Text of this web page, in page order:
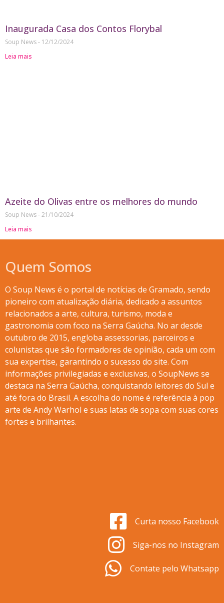
Inaugurada Casa dos Contos Florybal
Soup News
12/12/2024
Leia mais
Azeite do Olivas entre os melhores do mundo
Soup News 21/10/2024
Leia mais
Quem Somos
O Soup News é o portal de notícias de Gramado, sendo
pioneiro com atualização diária, dedicado a assuntos
relacionados a arte, cultura, turismo, moda e
gastronomia com foco na Serra Gaúcha. No ar desde
outubro de 2015, engloba assessorias, parceiros e
colunistas que são formadores de opinião, cada um com
sua expertise, garantindo o sucesso do site. Com
informações privilegiadas e exclusivas, o SoupNews se
destaca na Serra Gaúcha, conquistando leitores do Sul e
até fora do Brasil. A escolha do nome é referência à pop
arte de Andy Warhol e suas latas de sopa com suas cores
fortes e brilhantes.
Curta nosso Facebook
Siga-nos no Instagram
Contate pelo Whatsapp